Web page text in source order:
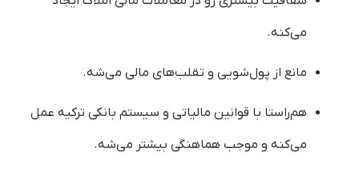
می‌کنه.
مانع از پول‌شویی و تقلب‌های مالی می‌شه.
هم‌راستا با قوانین مالیاتی و سیستم بانکی ترکیه عمل
می‌کنه و موجب هماهنگی بیشتر می‌شه.